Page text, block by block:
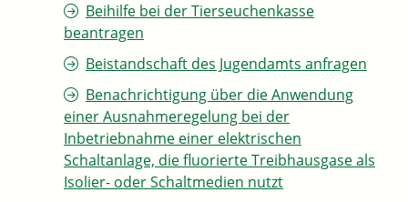
Beihilfe bei der Tierseuchenkasse
beantragen
Beistandschaft des Jugendamts anfragen
Benachrichtigung über die Anwendung
einer Ausnahmeregelung bei der
Inbetriebnahme einer elektrischen
Schaltanlage, die fluorierte Treibhausgase als
Isolier- oder Schaltmedien nutzt